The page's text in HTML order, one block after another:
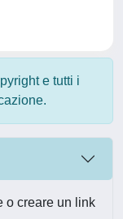
e tutti i
o creare un link